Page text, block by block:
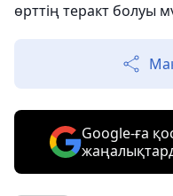
өрттің теракт болуы
Google-ға